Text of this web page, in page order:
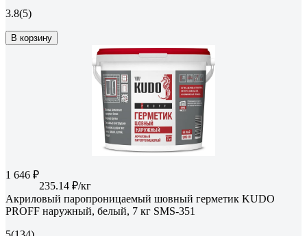
3.8(5)
В корзину
1 646 ₽
235.14 ₽/кг
Акриловый паропроницаемый шовный герметик KUDO
PROFF наружный, белый, 7 кг SMS-351